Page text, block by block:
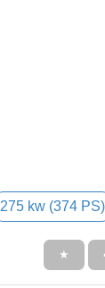
275 kw (374 PS)
★